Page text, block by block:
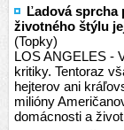
Ľadová sprcha
životného štýlu
(Topky)
LOS ANGELES -
kritiky. Tentoraz
hejterov ani
milióny
domácnosti a